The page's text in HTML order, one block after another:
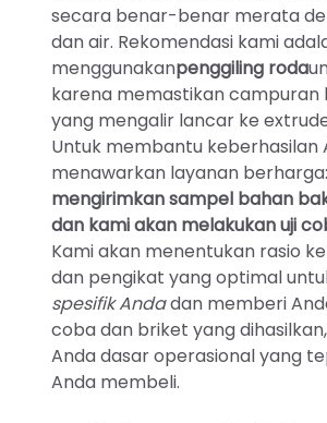
secara benar-benar merata
dan air. Rekomendasi kami
menggunakanpenggiling roda
karena memastikan campuran
yang mengalir lancar ke
Untuk membantu keberhasilan
menawarkan layanan berharga:
mengirimkan sampel bahan
dan kami akan melakukan uji
Kami akan menentukan rasio
dan pengikat yang optimal
spesifik Andadan memberi
coba dan briket yang
Anda dasar operasional yang
Anda membeli.